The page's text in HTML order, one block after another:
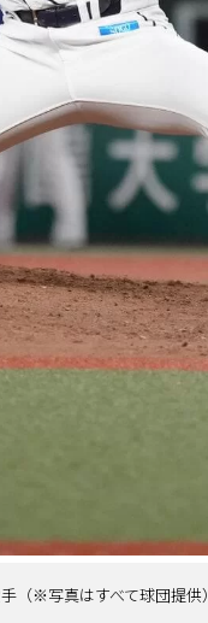
（※写真はすべて球団提供）